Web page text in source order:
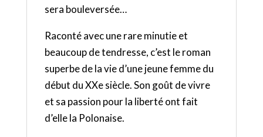
sera bouleversée…
Raconté avec une rare minutie et
beaucoup de tendresse, c’est le roman
superbe de la vie d’une jeune femme du
début du XXe siècle. Son goût de vivre
et sa passion pour la liberté ont fait
d’elle la Polonaise.